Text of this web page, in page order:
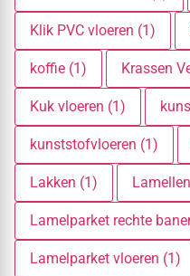
Klik PVC vloeren (1)
koffie (1) Krassen
Kuk vloeren (1)
kunststofvloeren (1)
Lakken (1)
Lamelparket rechte
Lamelparket vloeren (1)